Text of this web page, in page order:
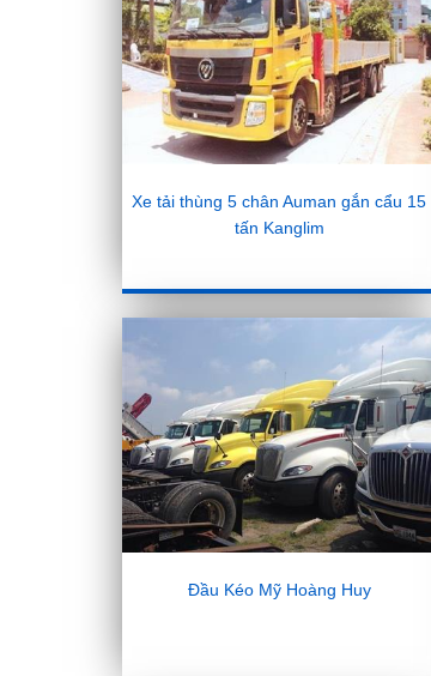
Xe tải thùng 5 chân Auman gắn cẩu 15
tấn Kanglim
Đầu Kéo Mỹ Hoàng Huy